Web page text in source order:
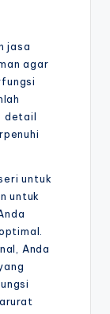
jasa
agar
detail
untuk
untuk
Anda